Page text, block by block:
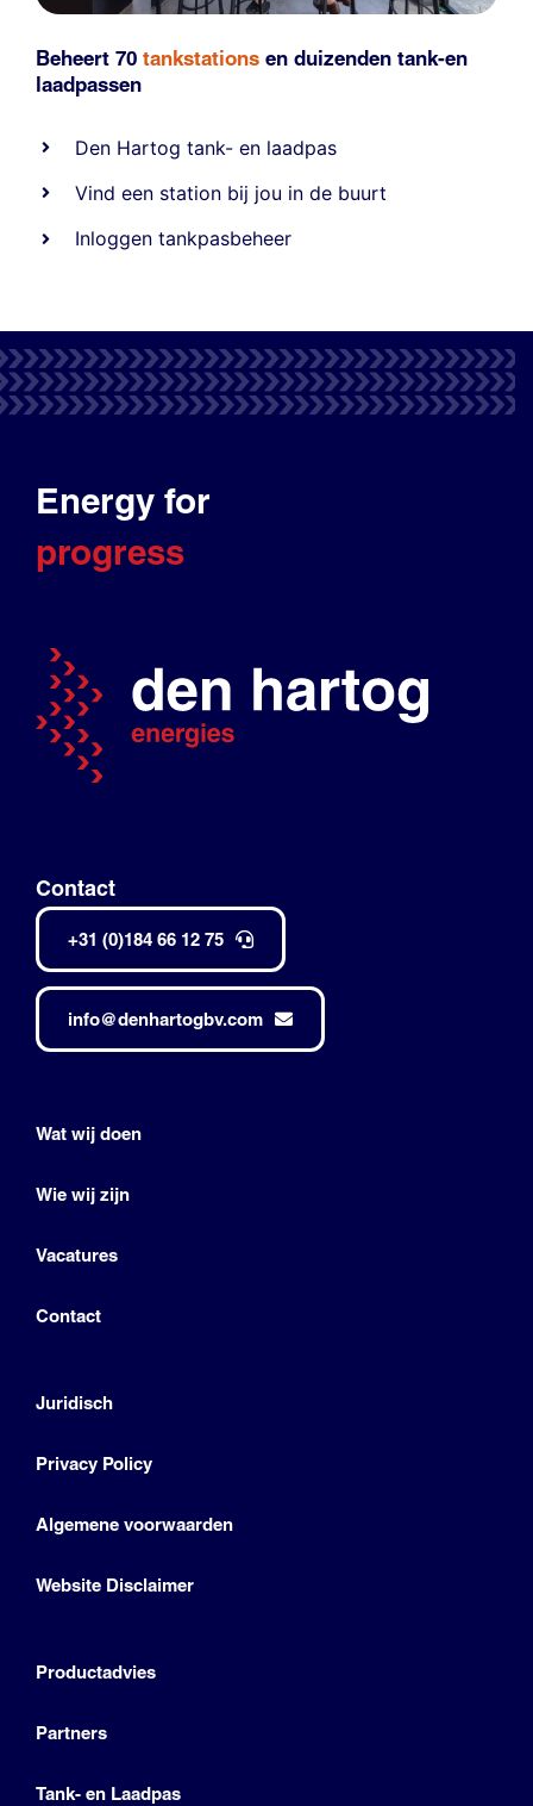
Beheert 70 tankstations en duizenden tank-en
laadpassen
Den Hartog tank- en laadpas
Vind een station bij jou in de buurt
Inloggen tankpasbeheer
Energy for
progress
Contact
+31 (0)184 66 12 75
info@denhartogbv.com
Wat wij doen
Wie wij zijn
Vacatures
Contact
Juridisch
Privacy Policy
Algemene voorwaarden
Website Disclaimer
Productadvies
Partners
Tank- en Laadpas